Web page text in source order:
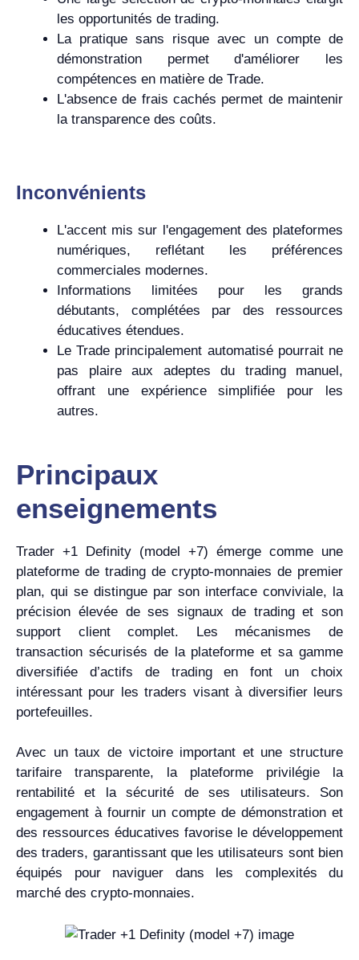
les opportunités de trading.
La pratique sans risque avec un compte de
démonstration permet d'améliorer les
compétences en matière de Trade.
L'absence de frais cachés permet de maintenir
la transparence des coûts.
Inconvénients
L'accent mis sur l'engagement des plateformes
numériques, reflétant les préférences
commerciales modernes.
Informations limitées pour les grands
débutants, complétées par des ressources
éducatives étendues.
Le Trade principalement automatisé pourrait ne
pas plaire aux adeptes du trading manuel,
offrant une expérience simplifiée pour les
autres.
Principaux
enseignements
Trader +1 Definity (model +7) émerge comme une
plateforme de trading de crypto-monnaies de premier
plan, qui se distingue par son interface conviviale, la
précision élevée de ses signaux de trading et son
support client complet. Les mécanismes de
transaction sécurisés de la plateforme et sa gamme
diversifiée d’actifs de trading en font un choix
intéressant pour les traders visant à diversifier leurs
portefeuilles.
Avec un taux de victoire important et une structure
tarifaire transparente, la plateforme privilégie la
rentabilité et la sécurité de ses utilisateurs. Son
engagement à fournir un compte de démonstration et
des ressources éducatives favorise le développement
des traders, garantissant que les utilisateurs sont bien
équipés pour naviguer dans les complexités du
marché des crypto-monnaies.